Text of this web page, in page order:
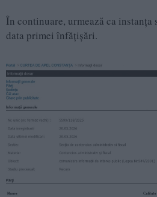
În continuare, urmează ca instanța
data primei înfățișări.